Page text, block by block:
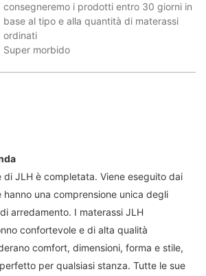
consegneremo i prodotti entro 30 giorni in
base al tipo e alla quantità di materassi
ordinati
Super morbido
di JLH è completata. Viene eseguito dai
hanno una comprensione unica degli
arredamento. I materassi JLH
confortevole e di alta qualità
comfort, dimensioni, forma e stile,
per qualsiasi stanza. Tutte le sue